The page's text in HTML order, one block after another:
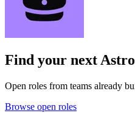
Find your next
Open roles from teams already
Browse open roles